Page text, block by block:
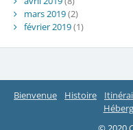
mars 2019(2)
février 2019(1)
Bienvenue Histoire